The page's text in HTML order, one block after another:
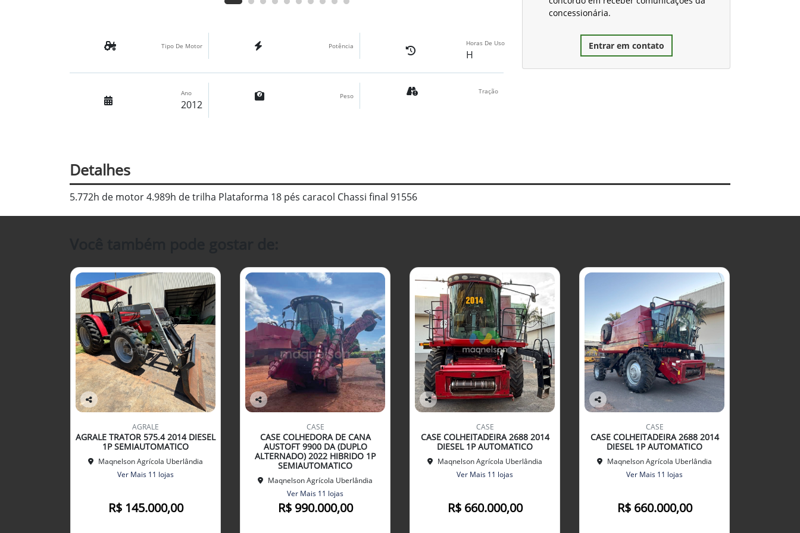
concessionária.
Entrar em contato
Tipo De Motor Potência Horas De Uso
H
Ano
2012
Peso
Tração
Detalhes
5.772h de motor 4.989h de trilha Plataforma 18 pés caracol Chassi final 91556
Co
arti
lhe
AGRALE
AGRALE TRATOR 575.4 2014 DIESEL
1P SEMIAUTOMATICO
Maqnelson Agrícola Uberlândia
Ver Mais 11 lojas
R$ 145.000,00
Co
arti
lhe
CASE
CASE COLHEDORA DE CANA
AUSTOFT 9900 DA (DUPLO
ALTERNADO) 2022 HIBRIDO 1P
SEMIAUTOMATICO
Maqnelson Agrícola Uberlândia
Ver Mais 11 lojas
R$ 990.000,00
Co
arti
lhe
CASE
CASE COLHEITADEIRA 2688 2014
DIESEL 1P AUTOMATICO
Maqnelson Agrícola Uberlândia
Ver Mais 11 lojas
R$ 660.000,00
Co
arti
lhe
CASE
CASE COLHEITADEIRA 2688 2014
DIESEL 1P AUTOMATICO
Maqnelson Agrícola Uberlândia
Ver Mais 11 lojas
R$ 660.000,00